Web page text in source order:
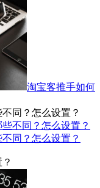
淘宝客推手如何
同？怎么设置？
同？怎么设置？